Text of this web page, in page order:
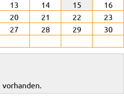
13 14 15
16
20 21 22
23
27 28 29
30